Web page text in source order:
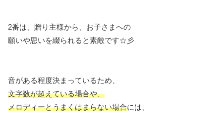
2番は、贈り主様から、お子さまへの
願いや思いを綴られると素敵です☆彡
音がある程度決まっているため、
文字数が超えている場合や、
メロディーとうまくはまらない場合には、